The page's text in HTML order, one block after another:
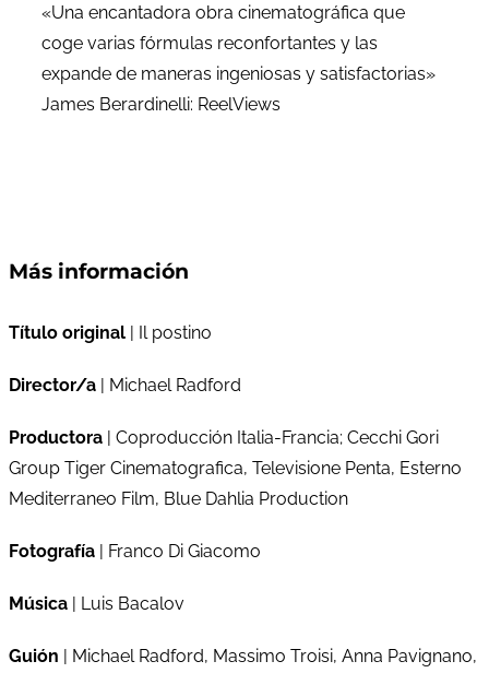
«Una encantadora obra cinematográfica que
coge varias fórmulas reconfortantes y las
expande de maneras ingeniosas y satisfactorias»
James Berardinelli: ReelViews
Más información
Título original | Il postino
Director/a | Michael Radford
Productora | Coproducción Italia-Francia; Cecchi Gori
Group Tiger Cinematografica, Televisione Penta, Esterno
Mediterraneo Film, Blue Dahlia Production
Fotografía | Franco Di Giacomo
Música | Luis Bacalov
Guión | Michael Radford, Massimo Troisi, Anna Pavignano,